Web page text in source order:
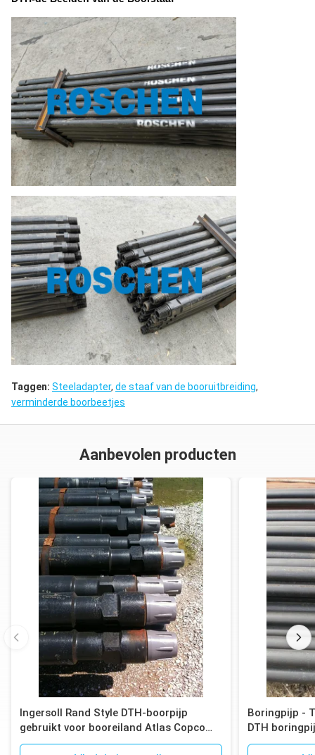
Taggen: Steeladapter, de staaf van de booruitbreiding,
verminderde boorbeetjes
Aanbevolen producten
Ingersoll Rand Style DTH-boorpijp
gebruikt voor booreiland Atlas Copco
T4W, T685
Boringpijp -
DTH